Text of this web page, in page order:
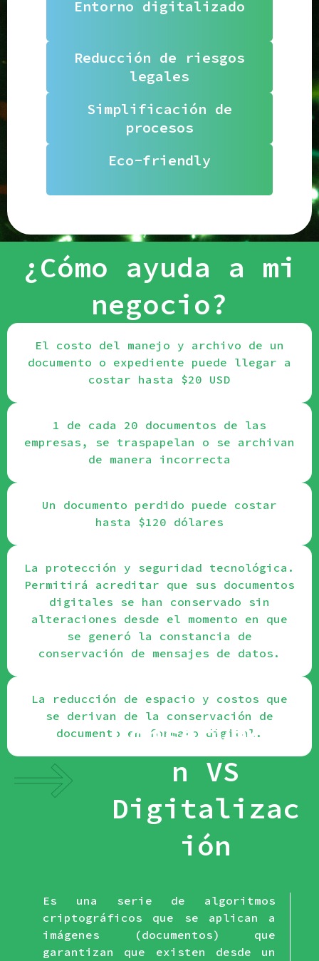
Entorno digitalizado
Reducción de riesgos
legales
Simplificación de
procesos
Eco-friendly
¿Cómo ayuda a mi
negocio?
El costo del manejo y archivo de un
documento o expediente puede llegar a
costar hasta $20 USD
1 de cada 20 documentos de las
empresas, se traspapelan o se archivan
de manera incorrecta
Un documento perdido puede costar
hasta $120 dólares
La protección y seguridad tecnológica.
Permitirá acreditar que sus documentos
digitales se han conservado sin
alteraciones desde el momento en que
se generó la constancia de
conservación de mensajes de datos.
La reducción de espacio y costos que
se derivan de la conservación de
documento en formato digital.
Conservació
n VS
Digitalizac
ión
Es una serie de algoritmos
criptográficos que se aplican a
imágenes (documentos) que
garantizan que existen desde un